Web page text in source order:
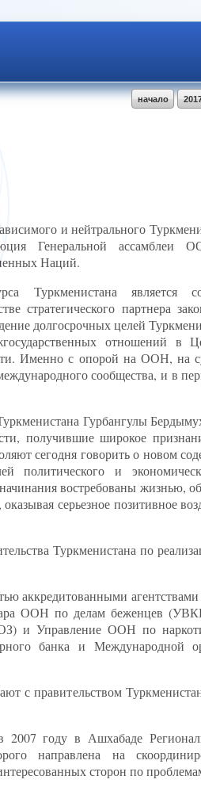
начало
и нейтрального
Генеральной ассамблеи
Наций.
Туркменистана является
партнера
долгосрочных целей
отношений в
Именно с опорой на ООН, на
сообщества, и в
Гурбангулы
получившие широкое
сегодня говорить о новом
политического и
востребованы жизнью,
серьезное позитивное
Туркменистана по
аккредитованными
ООН по делам беженцев
и Управление ООН по
банка и Международной
с правительством
году в Ашхабаде
направлена на
сторон по